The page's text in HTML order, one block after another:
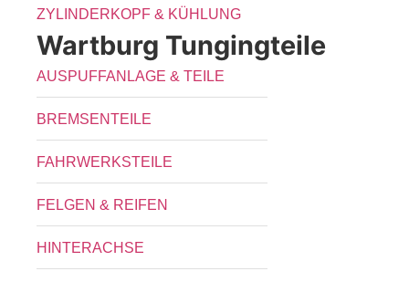
ZYLINDERKOPF & KÜHLUNG
Wartburg Tungingteile
AUSPUFFANLAGE & TEILE
BREMSENTEILE
FAHRWERKSTEILE
FELGEN & REIFEN
HINTERACHSE